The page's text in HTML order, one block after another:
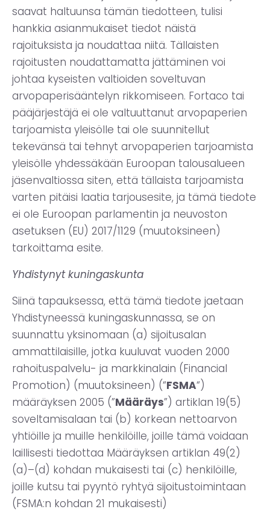
saavat haltuunsa tämän tiedotteen, tulisi
hankkia asianmukaiset tiedot näistä
rajoituksista ja noudattaa niitä. Tällaisten
rajoitusten noudattamatta jättäminen voi
johtaa kyseisten valtioiden soveltuvan
arvopaperisääntelyn rikkomiseen. Fortaco tai
pääjärjestäjä ei ole valtuuttanut arvopaperien
tarjoamista yleisölle tai ole suunnitellut
tekevänsä tai tehnyt arvopaperien tarjoamista
yleisölle yhdessäkään Euroopan talousalueen
jäsenvaltiossa siten, että tällaista tarjoamista
varten pitäisi laatia tarjousesite, ja tämä tiedote
ei ole Euroopan parlamentin ja neuvoston
asetuksen (EU) 2017/1129 (muutoksineen)
tarkoittama esite.
Yhdistynyt kuningaskunta
Siinä tapauksessa, että tämä tiedote jaetaan
Yhdistyneessä kuningaskunnassa, se on
suunnattu yksinomaan (a) sijoitusalan
ammattilaisille, jotka kuuluvat vuoden 2000
rahoituspalvelu- ja markkinalain (Financial
Promotion) (muutoksineen) (“FSMA“)
määräyksen 2005 (”Määräys”) artiklan 19(5)
soveltamisalaan tai (b) korkean nettoarvon
yhtiöille ja muille henkilöille, joille tämä voidaan
laillisesti tiedottaa Määräyksen artiklan 49(2)
(a)–(d) kohdan mukaisesti tai (c) henkilöille,
joille kutsu tai pyyntö ryhtyä sijoitustoimintaan
(FSMA:n kohdan 21 mukaisesti)